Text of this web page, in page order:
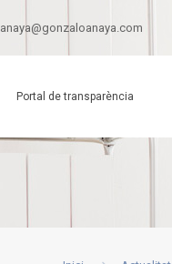
Portal de transparència